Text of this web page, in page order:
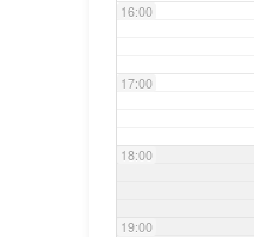
16:00
17:00
18:00
19:00